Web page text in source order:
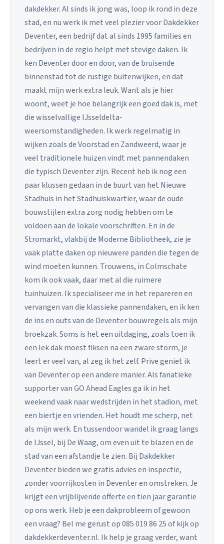
dakdekker. Al sinds ik jong was, loop ik rond in deze
stad, en nu werk ik met veel plezier voor Dakdekker
Deventer, een bedrijf dat al sinds 1995 families en
bedrijven in de regio helpt met stevige daken. Ik
ken Deventer door en door, van de bruisende
binnenstad tot de rustige buitenwijken, en dat
maakt mijn werk extra leuk. Want als je hier
woont, weet je hoe belangrijk een goed dak is, met
die wisselvallige IJsseldelta-
weersomstandigheden. Ik werk regelmatig in
wijken zoals de Voorstad en Zandweerd, waar je
veel traditionele huizen vindt met pannendaken
die typisch Deventer zijn. Recent heb ik nog een
paar klussen gedaan in de buurt van het Nieuwe
Stadhuis in het Stadhuiskwartier, waar de oude
bouwstijlen extra zorg nodig hebben om te
voldoen aan de lokale voorschriften. En in de
Stromarkt, vlakbij de Moderne Bibliotheek, zie je
vaak platte daken op nieuwere panden die tegen de
wind moeten kunnen. Trouwens, in Colmschate
kom ik ook vaak, daar met al die ruimere
tuinhuizen. Ik specialiseer me in het repareren en
vervangen van die klassieke pannendaken, en ik ken
de ins en outs van de Deventer bouwregels als mijn
broekzak. Soms is het een uitdaging, zoals toen ik
een lek dak moest fiksen na een zware storm, je
leert er veel van, al zeg ik het zelf. Prive geniet ik
van Deventer op een andere manier. Als fanatieke
supporter van GO Ahead Eagles ga ik in het
weekend vaak naar wedstrijden in het stadion, met
een biertje en vrienden. Het houdt me scherp, net
als mijn werk. En tussendoor wandel ik graag langs
de IJssel, bij De Waag, om even uit te blazen en de
stad van een afstandje te zien. Bij Dakdekker
Deventer bieden we gratis advies en inspectie,
zonder voorrijkosten in Deventer en omstreken. Je
krijgt een vrijblijvende offerte en tien jaar garantie
op ons werk. Heb je een dakprobleem of gewoon
een vraag? Bel me gerust op 085 019 86 25 of kijk op
dakdekkerdeventer.nl. Ik help je graag verder, want